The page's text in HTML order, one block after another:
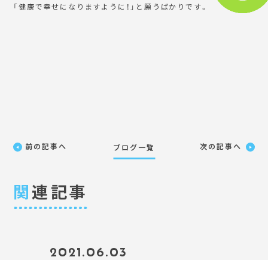
「健康で幸せになりますように！」と願うばかりです。
前の記事へ ブログ一覧 次の記事へ
関連記事
2021.06.03